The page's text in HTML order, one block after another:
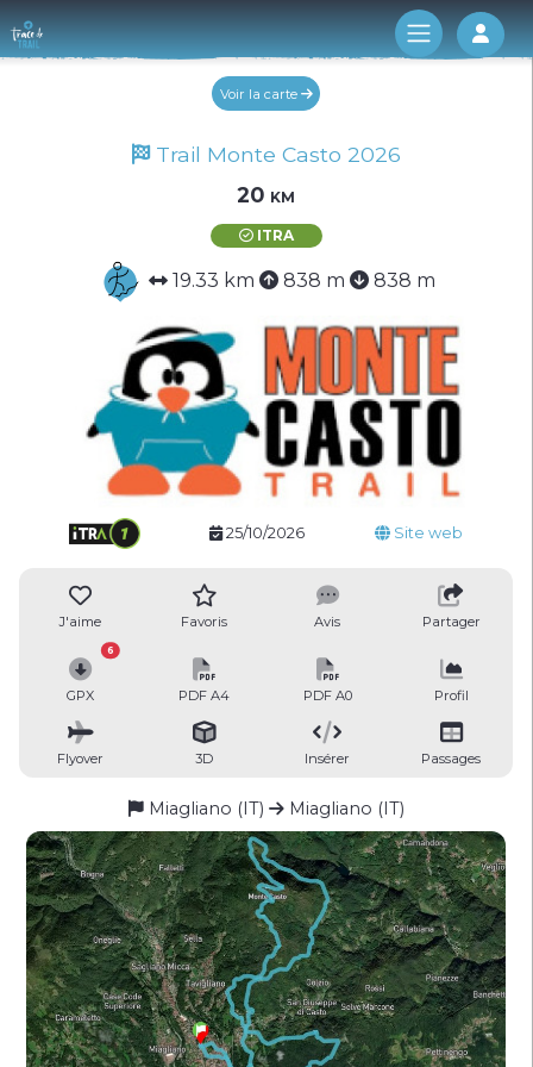
Log
Voir la carte
Trail Monte Casto 2026
20 km
ITRA
19.33 km 838 m 838 m
25/10/2026 Site web
J'aime Favoris Avis Partager
GPX
6
PDF A4 PDF A0 Profil
Flyover 3D Insérer Passages
Miagliano (IT) Miagliano (IT)